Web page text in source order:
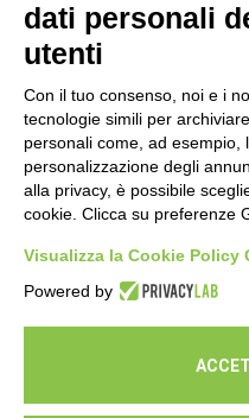
16 Luglio 2026
dati personali
utenti
Con il tuo consenso, noi e i
tecnologie simili per
personali come, ad esempio,
personalizzazione degli
alla privacy, è possibile
cookie. Clicca su preferenze
Visualizza la Cookie Policy
Powered by